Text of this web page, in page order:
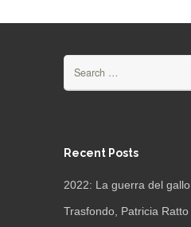
Recent Posts
2022: La guerra del gallo
Trasfondo, Patricia Ratto